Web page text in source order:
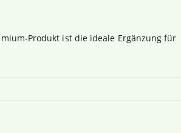
Produkt ist die ideale Ergänzung für